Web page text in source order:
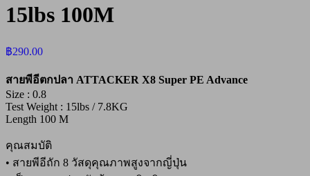
15lbs 100M
฿290.00
สายพีอีตกปลา ATTACKER X8 Super PE Advance
Size : 0.8
Test Weight : 15lbs / 7.8KG
Length 100 M
คุณสมบัติ
• สายพีอีถัก 8 วัสดุคุณภาพสูงจากญี่ปุ่น